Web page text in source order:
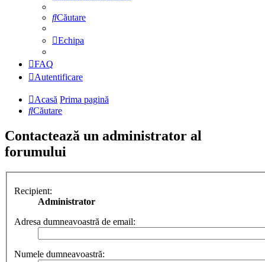
Căutare
Echipa
FAQ
Autentificare
Acasă Prima pagină
Căutare
Contactează un administrator al
forumului
Recipient:
Administrator
Adresa dumneavoastră de email:
Numele dumneavoastră: